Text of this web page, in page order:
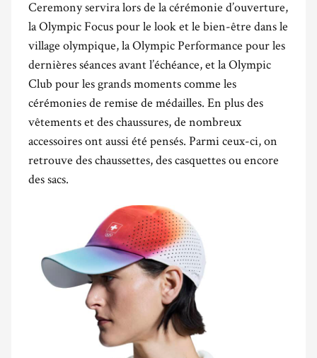
Ceremony servira lors de la cérémonie d’ouverture,
la Olympic Focus pour le look et le bien-être dans le
village olympique, la Olympic Performance pour les
dernières séances avant l’échéance, et la Olympic
Club pour les grands moments comme les
cérémonies de remise de médailles. En plus des
vêtements et des chaussures, de nombreux
accessoires ont aussi été pensés. Parmi ceux-ci, on
retrouve des chaussettes, des casquettes ou encore
des sacs.